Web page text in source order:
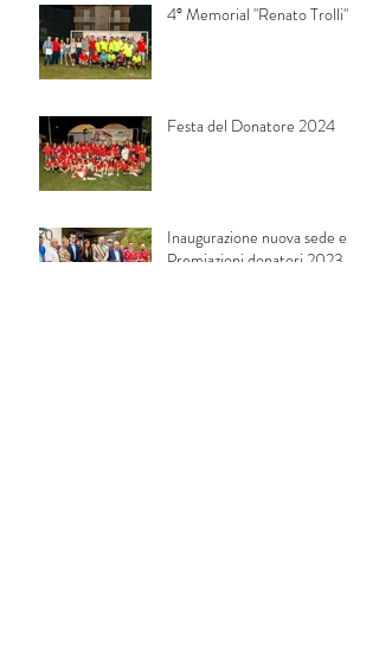
4° Memorial "Renato Trolli"
Festa del Donatore 2024
Inaugurazione nuova sede e
Premiazioni donatori 2023